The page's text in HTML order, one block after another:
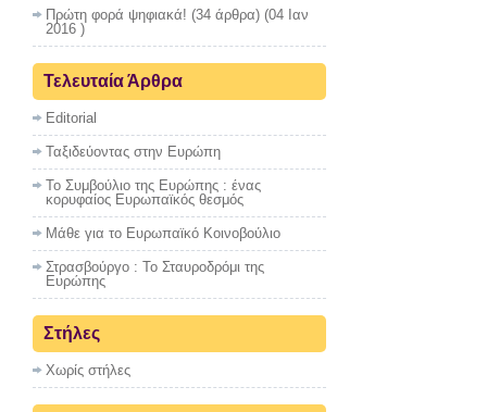
Πρώτη φορά ψηφιακά! (34 άρθρα) (04 Ιαν
2016 )
Τελευταία Άρθρα
Editorial
Ταξιδεύοντας στην Ευρώπη
Το Συμβούλιο της Ευρώπης : ένας
κορυφαίος Ευρωπαϊκός θεσμός
Μάθε για το Ευρωπαϊκό Κοινοβούλιο
Στρασβούργο : To Σταυροδρόμι της
Ευρώπης
Στήλες
Χωρίς στήλες